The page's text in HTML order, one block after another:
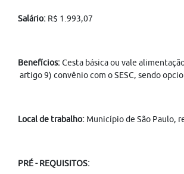
Salário: R$ 1.993,07
Benefícios:Cesta básica ou vale
artigo 9) convênio com o SESC, sendo
Local de trabalho: Município de São Paulo,
PRÉ - REQUISITOS: